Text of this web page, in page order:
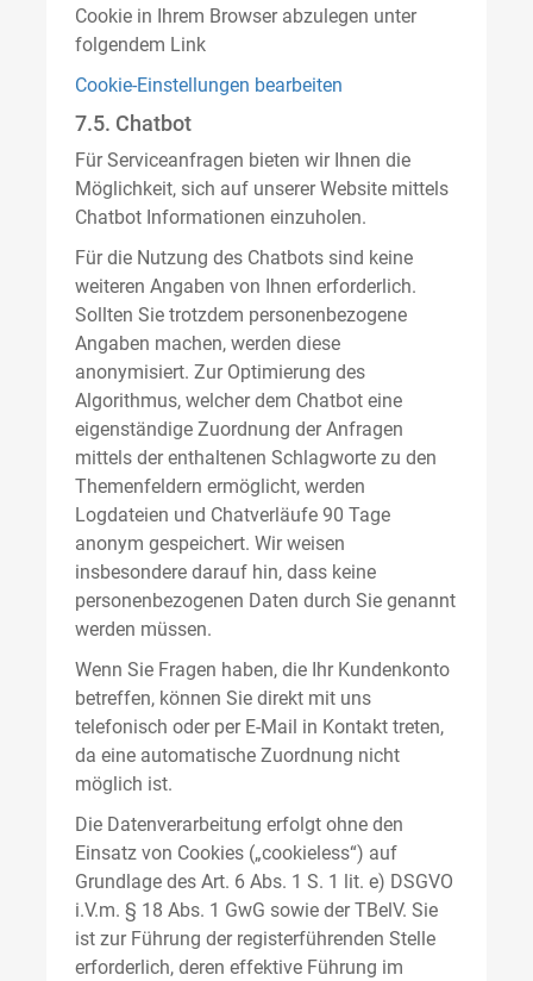
Cookie in Ihrem Browser abzulegen unter
folgendem Link
Cookie-Einstellungen bearbeiten
7.5. Chatbot
Für Serviceanfragen bieten wir Ihnen die
Möglichkeit, sich auf unserer Website mittels
Chatbot Informationen einzuholen.
Für die Nutzung des Chatbots sind keine
weiteren Angaben von Ihnen erforderlich.
Sollten Sie trotzdem personenbezogene
Angaben machen, werden diese
anonymisiert. Zur Optimierung des
Algorithmus, welcher dem Chatbot eine
eigenständige Zuordnung der Anfragen
mittels der enthaltenen Schlagworte zu den
Themenfeldern ermöglicht, werden
Logdateien und Chatverläufe 90 Tage
anonym gespeichert. Wir weisen
insbesondere darauf hin, dass keine
personenbezogenen Daten durch Sie genannt
werden müssen.
Wenn Sie Fragen haben, die Ihr Kundenkonto
betreffen, können Sie direkt mit uns
telefonisch oder per E-Mail in Kontakt treten,
da eine automatische Zuordnung nicht
möglich ist.
Die Datenverarbeitung erfolgt ohne den
Einsatz von Cookies („cookieless“) auf
Grundlage des Art. 6 Abs. 1 S. 1 lit. e) DSGVO
i.V.m. § 18 Abs. 1 GwG sowie der TBelV. Sie
ist zur Führung der registerführenden Stelle
erforderlich, deren effektive Führung im